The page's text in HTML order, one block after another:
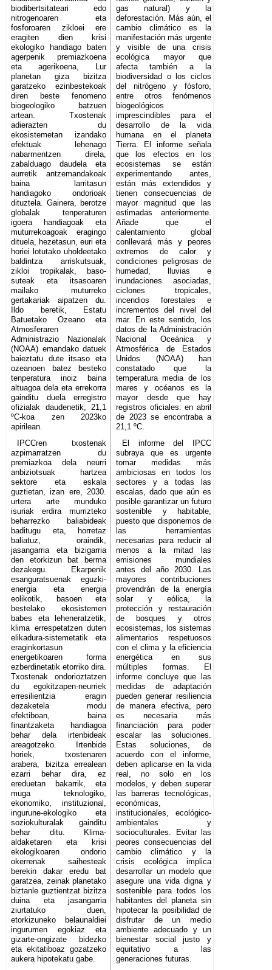
biodibertsitateari edo
nitrogenoaren eta
fosforoaren zikloei ere
eragiten dien krisi
ekologiko handiago baten
agerpenik premiazkoena
eta agerikoena, Lur
planetan giza bizitza
garatzeko ezinbestekoak
diren beste fenomeno
biogeologiko batzuen
artean. Txostenak
adierazten du
ekosistemetan izandako
efektuak lehenago
nabarmentzen direla,
zabalduago daudela eta
aurretik antzemandakoak
baina larritasun
handiagoko ondorioak
dituztela. Gainera, berotze
globalak tenperaturen
igoera handiagoak eta
muturrekoagoak eragingo
dituela, hezetasun, euri eta
horiei lotutako uholdeetako
baldintza arriskutsuak,
zikloi tropikalak, baso-
suteak eta itsasoaren
mailako muturreko
gertakariak aipatzen du.
Ildo beretik, Estatu
Batuetako Ozeano eta
Atmosferaren
Administrazio Nazionalak
(NOAA) emandako datuek
baieztatu dute itsaso eta
ozeanoen batez besteko
tenperatura inoiz baina
altuagoa dela eta errekorra
gainditu duela erregistro
ofizialak daudenetik, 21,1
ºC-koa zen 2023ko
apirilean.
gas natural) y la
deforestación. Más aún, el
cambio climático es la
manifestación más urgente
y visible de una crisis
ecológica mayor que
afecta también a la
biodiversidad o los ciclos
del nitrógeno y fósforo,
entre otros fenómenos
biogeológicos
imprescindibles para el
desarrollo de la vida
humana en el planeta
Tierra. El informe señala
que los efectos en los
ecosistemas se están
experimentando antes,
están más extendidos y
tienen consecuencias de
mayor magnitud que las
estimadas anteriormente.
Añade que el
calentamiento global
conllevará más y peores
extremos de calor y
condiciones peligrosas de
humedad, lluvias e
inundaciones asociadas,
ciclones tropicales,
incendios forestales e
incrementos del nivel del
mar. En este sentido, los
datos de la Administración
Nacional Oceánica y
Atmosférica de Estados
Unidos (NOAA) han
constatado que la
temperatura media de los
mares y océanos es la
mayor desde que hay
registros oficiales: en abril
de 2023 se encontraba a
21,1 ºC.
IPCCren txostenak
azpimarratzen du
premiazkoa dela neurri
anbiziotsuak hartzea
sektore eta eskala
guztietan, izan ere, 2030.
urtera arte munduko
isuriak erdira murrizteko
beharrezko baliabideak
baditugu eta, horretaz
baliatuz, oraindik,
jasangarria eta bizigarria
den etorkizun bat berma
dezakegu. Ekarpenik
esanguratsuenak eguzki-
energia eta energia
eolikotik, basoen eta
bestelako ekosistemen
babes eta leheneratzetik,
klima errespetatzen duten
elikadura-sistemetatik eta
eraginkortasun
energetikoaren forma
ezberdinetatik etorriko dira.
Txostenak ondorioztatzen
du egokitzapen-neurriek
erresilientzia eragin
dezaketela modu
efektiboan, baina
finantzaketa handiagoa
behar dela irtenbideak
areagotzeko. Irtenbide
horiek, txostenaren
arabera, bizitza errealean
ezarri behar dira, ez
ereduetan bakarrik, eta
muga teknologiko,
ekonomiko, instituzional,
ingurune-ekologiko eta
soziokulturalak gainditu
behar ditu. Klima-
aldaketaren eta krisi
ekologikoaren ondorio
okerrenak saihesteak
berekin dakar eredu bat
garatzea, zeinak planetako
biztanle guztientzat bizitza
duina eta jasangarria
ziurtatuko duen,
etorkizuneko belaunaldiei
ingurumen egokiaz eta
gizarte-ongizate bidezko
eta ekitatiboaz gozatzeko
aukera hipotekatu gabe.
El informe del IPCC
subraya que es urgente
tomar medidas más
ambiciosas en todos los
sectores y a todas las
escalas, dado que aún es
posible garantizar un futuro
sostenible y habitable,
puesto que disponemos de
las herramientas
necesarias para reducir al
menos a la mitad las
emisiones mundiales
antes del año 2030. Las
mayores contribuciones
provendrán de la energía
solar y eólica, la
protección y restauración
de bosques y otros
ecosistemas, los sistemas
alimentarios respetuosos
con el clima y la eficiencia
energética en sus
múltiples formas. El
informe concluye que las
medidas de adaptación
pueden generar resiliencia
de manera efectiva, pero
es necesaria más
financiación para poder
escalar las soluciones.
Estas soluciones, de
acuerdo con el informe,
deben aplicarse en la vida
real, no solo en los
modelos, y deben superar
las barreras tecnológicas,
económicas,
institucionales, ecológico-
ambientales y
socioculturales. Evitar las
peores consecuencias del
cambio climático y la
crisis ecológica implica
desarrollar un modelo que
asegure una vida digna y
sostenible para todos los
habitantes del planeta sin
hipotecar la posibilidad de
disfrutar de un medio
ambiente adecuado y un
bienestar social justo y
equitativo a las
generaciones futuras.